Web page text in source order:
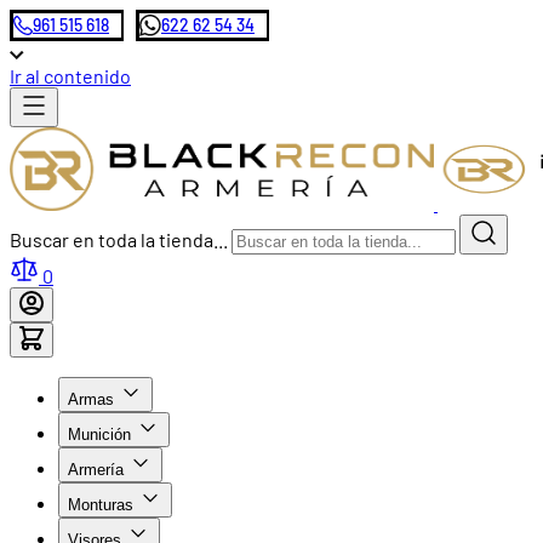
961 515 618 622 62 54 34
Ir al contenido
Buscar en toda la tienda...
0
Armas
Munición
Armería
Monturas